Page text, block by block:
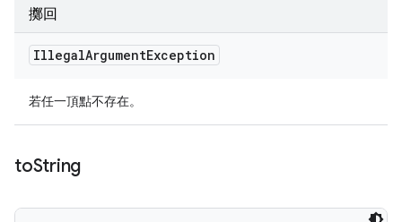
擲回
IllegalArgumentException
若任一頂點不存在。
toString